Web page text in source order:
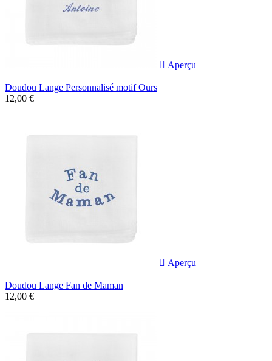
 Aperçu
Doudou Lange Personnalisé motif Ours
12,00 €
 Aperçu
Doudou Lange Fan de Maman
12,00 €